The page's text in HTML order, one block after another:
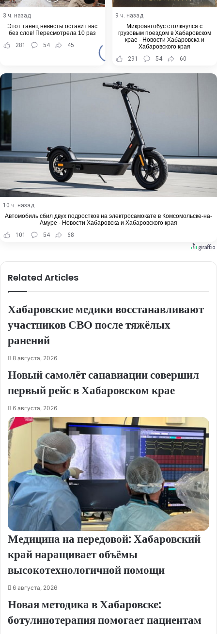
3 ч. назад
Этот танец невесты оставит вас
без слов! Пересмотрела 10 раз
281
54 45
9 ч. назад
Микроавтобус столкнулся с
грузовым поездом в Хабаровском
крае - Новости Хабаровска и
Хабаровского края
291
54 60
10 ч. назад
Автомобиль сбил двух подростков на электросамокате в Комсомольске-на-
Амуре - Новости Хабаровска и Хабаровского края
101
54 68
Related Articles
Хабаровские медики восстанавливают
участников СВО после тяжёлых
ранений
8 августа, 2026
Новый самолёт санавиации совершил
первый рейс в Хабаровском крае
6 августа, 2026
Медицина на передовой: Хабаровский
край наращивает объёмы
высокотехнологичной помощи
6 августа, 2026
Новая методика в Хабаровске:
ботулинотерапия помогает пациентам